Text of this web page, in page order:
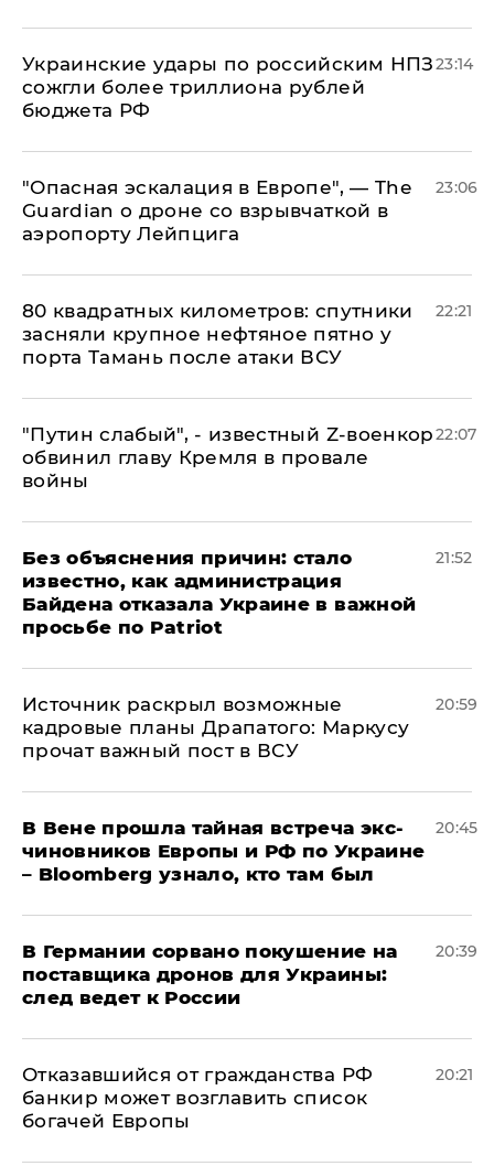
Украинские удары по российским НПЗ
сожгли более триллиона рублей
бюджета РФ
23:14
"Опасная эскалация в Европе", — The
Guardian о дроне со взрывчаткой в
аэропорту Лейпцига
23:06
80 квадратных километров: спутники
засняли крупное нефтяное пятно у
порта Тамань после атаки ВСУ
22:21
​"Путин слабый", - известный Z-военкор
обвинил главу Кремля в провале
войны
22:07
Без объяснения причин: стало
известно, как администрация
Байдена отказала Украине в важной
просьбе по Patriot
21:52
​Источник раскрыл возможные
кадровые планы Драпатого: Маркусу
прочат важный пост в ВСУ
20:59
В Вене прошла тайная встреча экс-
чиновников Европы и РФ по Украине
– Bloomberg узнало, кто там был
20:45
​В Германии сорвано покушение на
поставщика дронов для Украины:
след ведет к России
20:39
Отказавшийся от гражданства РФ
банкир может возглавить список
богачей Европы
20:21